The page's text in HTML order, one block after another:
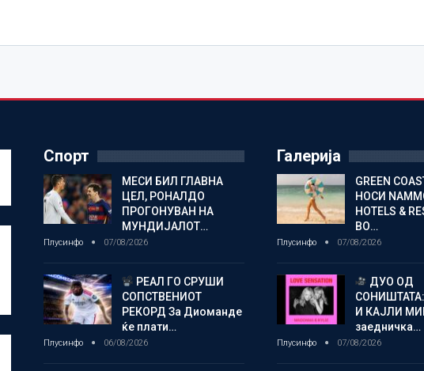
Спорт
МЕСИ БИЛ ГЛАВНА
ЦЕЛ, РОНАЛДО
ПРОГОНУВАН НА
МУНДИЈАЛОТ…
Плусинфо 07/08/2026
РЕАЛ ГО СРУШИ
СОПСТВЕНИОТ
РЕКОРД За Диоманде
ќе плати…
Плусинфо 06/08/2026
Галерија
GREEN
НОСИ
HOTELS &
ВО…
Плусинфо 07/08/2026
ДУО ОД
И КАЈЛИ
заедничка…
Плусинфо 07/08/2026